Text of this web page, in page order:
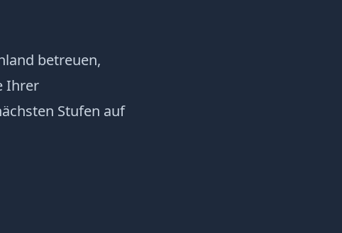
betreuen,
Ihrer
Stufen auf